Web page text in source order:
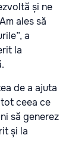
și ne
ales să
a
la
de a ajuta
ceea ce
să generez
și la